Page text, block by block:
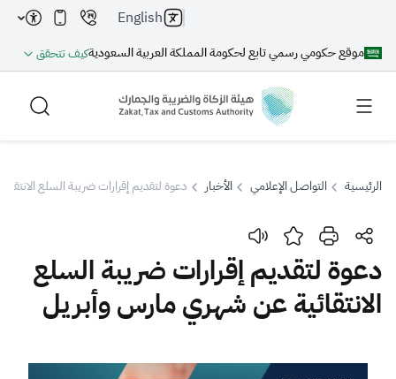
موقع حكومي رسمي تابع لحكومة المملكة العربية السعوديةكيف تتحقق
English
بحث
بحث بحث AI
اقتراحات
الرئيسية التواصل الإعلامي الأخبار دعوة لتقديم إقرارات ضريبة السلع
دعوة لتقديم إقرارات ضريبة السلع
الانتقائية عن شهري مارس وأبريل